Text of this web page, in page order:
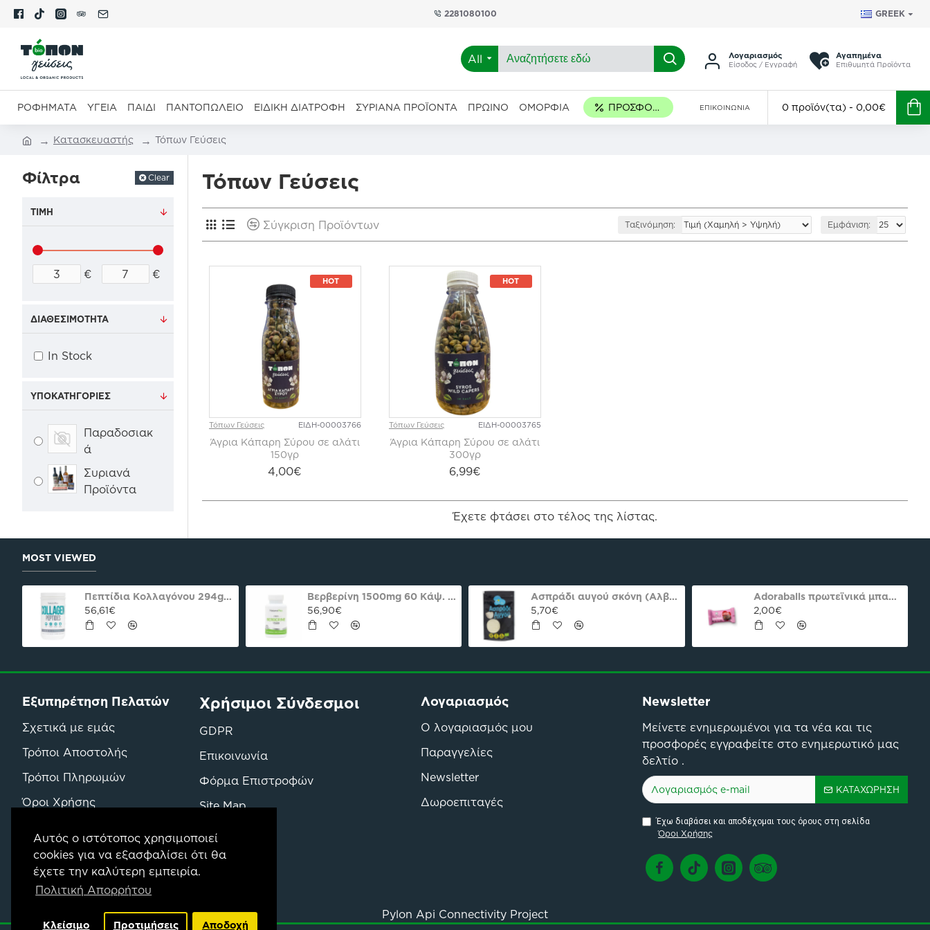
Αυτός ο ιστότοπος χρησιμοποιεί
cookies για να εξασφαλίσει ότι θα
έχετε την καλύτερη εμπειρία.
Πολιτική Απορρήτου
Κλείσιμο Προτιμήσεις Αποδοχή
2281080100 GREEK
All Λογαριασμός
Είσοδος / Εγγραφή
Αγαπημένα
Επιθυμητά Προϊόντα
ΡΟΦΉΜΑΤΑ ΥΓΕΊΑ ΠΑΙΔΊ ΠΑΝΤΟΠΩΛΕΊΟ ΕΙΔΙΚΉ ΔΙΑΤΡΟΦΉ ΣΥΡΙΑΝΆ ΠΡΟΪΌΝΤΑ ΠΡΩΙΝΌ ΟΜΟΡΦΙΆ ΠΡΟΣΦΟΡΈΣ ΕΠΙΚΟΙΝΩΝΊΑ 0 προϊόν(τα) - 0,00€
Κατασκευαστής Τόπων Γεύσεις
Φίλτρα Clear
ΤΙΜΉ
€ €
ΥΠΟΚΑΤΗΓΟΡΊΕΣ
Παραδοσιακ
ά
Συριανά
Προϊόντα
ΔΙΑΘΕΣΙΜΌΤΗΤΑ
In Stock
Τόπων Γεύσεις
Σύγκριση Προϊόντων Ταξινόμηση: Εμφάνιση:
HOT
Τόπων Γεύσεις ΕΙΔΗ-00003766
Άγρια Κάπαρη Σύρου σε αλάτι
150γρ
4,00€
HOT
Τόπων Γεύσεις ΕΙΔΗ-00003765
Άγρια Κάπαρη Σύρου σε αλάτι
300γρ
6,99€
Έχετε φτάσει στο τέλος της λίστας.
MOST VIEWED
Πεπτίδια Κολλαγόνου 294g Natures Plus
56,61€
Βερβερίνη 1500mg 60 Κάψ. Natures Plus Pro
56,90€
Ασπράδι αυγού σκόνη (Αλβουμίνη) Ola-Bio 50gr
5,70€
Adoraballs πρωτεϊνικά μπαλάκια choco praline delight 40γρ Nutree Χ.ΓΛ
2,00€
Εξυπηρέτηση Πελατών
Σχετικά με εμάς
Τρόποι Αποστολής
Τρόποι Πληρωμών
Όροι Χρήσης
Χρήσιμοι Σύνδεσμοι
GDPR
Επικοινωνία
Φόρμα Επιστροφών
Site Map
Μάρκες
Λογαριασμός
Ο λογαριασμός μου
Παραγγελίες
Newsletter
Δωροεπιταγές
Newsletter
Μείνετε ενημερωμένοι για τα νέα και τις
προσφορές εγγραφείτε στο ενημερωτικό μας
δελτίο .
ΚΑΤΑΧΏΡΗΣΗ
Έχω διαβάσει και αποδέχομαι τους όρους στη σελίδα
Όροι Χρήσης
Pylon Api Connectivity Project